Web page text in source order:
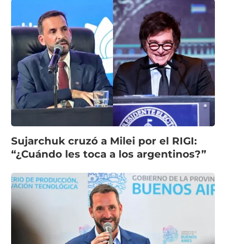
Sujarchuk cruzó a Milei por el RIGI:
“¿Cuándo les toca a los argentinos?”